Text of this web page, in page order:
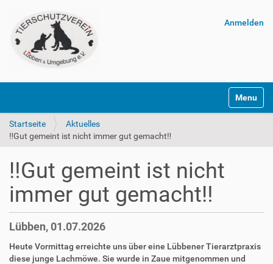
Anmelden
Startseite
Aktuelles
‼️Gut gemeint ist nicht immer gut gemacht‼️
‼️Gut gemeint ist nicht
immer gut gemacht‼️
Lübben, 01.07.2026
Heute Vormittag erreichte uns über eine Lübbener Tierarztpraxis
diese junge Lachmöwe. Sie wurde in Zaue mitgenommen und